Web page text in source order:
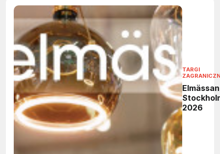
TARGI
Elmässan
2026